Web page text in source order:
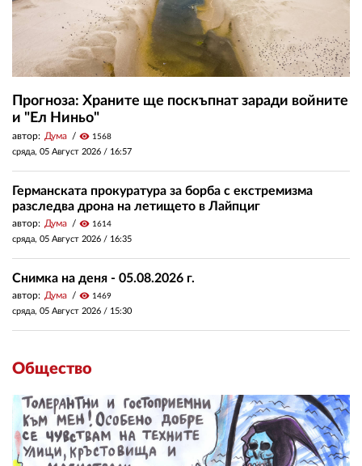
Прогноза: Храните ще поскъпнат заради войните
и "Ел Ниньо"
автор: Дума visibility 1568
сряда, 05 Август 2026 / 16:57
Германската прокуратура за борба с екстремизма
разследва дрона на летището в Лайпциг
автор: Дума visibility 1614
сряда, 05 Август 2026 / 16:35
Снимка на деня - 05.08.2026 г.
автор: Дума visibility 1469
сряда, 05 Август 2026 / 15:30
Общество